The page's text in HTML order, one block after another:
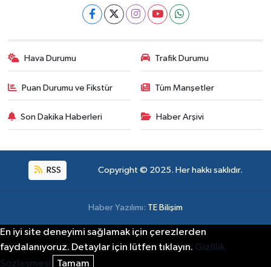
Hava Durumu Trafik Durumu
Puan Durumu ve Fikstür Tüm Manşetler
Son Dakika Haberleri Haber Arşivi
RSS Copyright © 2025. Her hakkı saklıdır.
Haber Yazılımı: TE Bilişim
En iyi site deneyimi sağlamak için çerezlerden
faydalanıyoruz. Detaylar için lütfen tıklayın. Gizlilik
Sözleşmesi
Tamam